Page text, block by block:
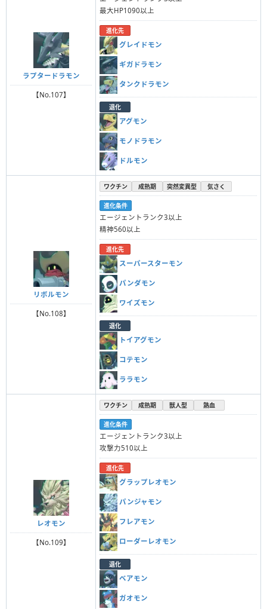
ラプタードラモン
【No.107】
最大HP1090以上
進化先
グレイドモン
ギガドラモン
タンクドラモン
退化
アグモン
モノドラモン
ドルモン
リボルモン
【No.108】
ワクチン 成熟期 突然変異型 気さく
進化条件
エージェントランク3以上
精神560以上
進化先
スーパースターモン
パンダモン
ワイズモン
退化
トイアグモン
コテモン
ララモン
レオモン
【No.109】
ワクチン 成熟期 獣人型 熱血
進化条件
エージェントランク3以上
攻撃力510以上
進化先
グラップレオモン
パンジャモン
フレアモン
ローダーレオモン
退化
ベアモン
ガオモン